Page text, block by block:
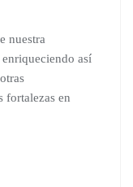
nuestra
así
fortalezas en